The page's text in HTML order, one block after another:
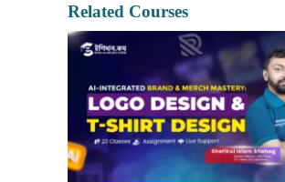
Related Courses